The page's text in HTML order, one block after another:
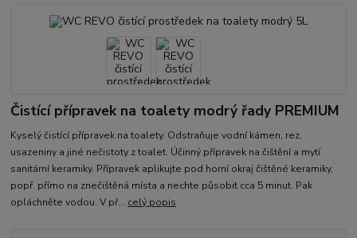
Čistící přípravek na toalety modrý řady PREMIUM
Kyselý čistící přípravek na toalety. Odstraňuje vodní kámen, rez,
usazeniny a jiné nečistoty z toalet. Účinný přípravek na čištění a mytí
sanitární keramiky. Přípravek aplikujte pod horní okraj čištěné keramiky,
popř. přímo na znečištěná místa a nechte působit cca 5 minut. Pak
opláchněte vodou. V př... celý popis